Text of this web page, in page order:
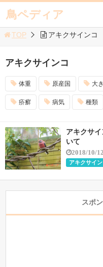
鳥ペディア
TOP アキクサインコ
アキクサインコ
体重 原産国 大
疥癬 病気 種類
アキクサ
いて
2018/10/12
アキクサイン
スポ